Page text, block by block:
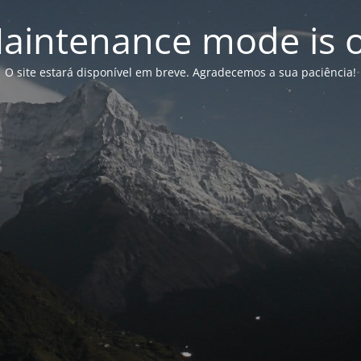
mode is
O site estará disponível em breve. Agradecemos a sua paciência!